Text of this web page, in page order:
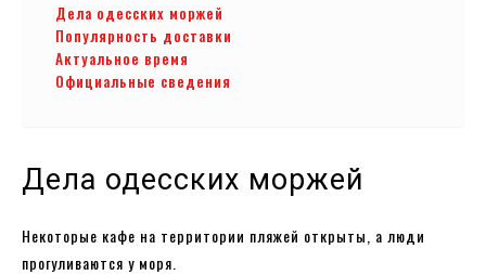
Дела одесских моржей
Популярность доставки
Актуальное время
Официальные сведения
Дела одесских моржей
Некоторые кафе на территории пляжей открыты, а люди
прогуливаются у моря.